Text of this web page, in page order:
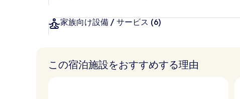
家族向け設備 / サービス (6)
この宿泊施設をおすすめする理由